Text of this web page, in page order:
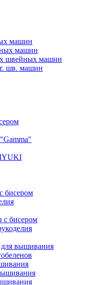
машин
машин
швейных машин
шв. машин
бисером
с бисером
вышивания